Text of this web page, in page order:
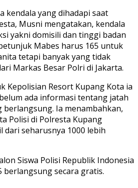
kendala yang dihadapi saat
Musni mengatakan, kendala
yakni domisili dan tinggi badan
Mabes harus 165 untuk
tetapi banyak yang tidak
Markas Besar Polri di Jakarta.
Kepolisian Resort Kupang Kota ia
ada informasi tentang jatah
berlangsung. Ia menambahkan,
Polisi di Polresta Kupang
dari seharusnya 1000 lebih
Siswa Polisi Republik Indonesia
berlangsung secara gratis.